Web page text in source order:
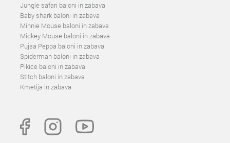
Jungle safari baloni in zabava
Baby shark baloni in zabava
Minnie Mouse baloni in zabava
Mickey Mouse baloni in zabava
Pujsa Peppa baloni in zabava
Spiderman baloni in zabava
Pikice baloni in zabava
Stitch baloni in zabava
Kmetija in zabava